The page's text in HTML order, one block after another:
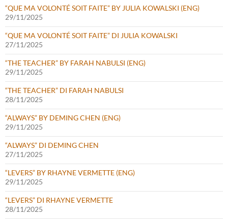
“QUE MA VOLONTÉ SOIT FAITE” BY JULIA KOWALSKI (ENG)
29/11/2025
“QUE MA VOLONTÉ SOIT FAITE” DI JULIA KOWALSKI
27/11/2025
“THE TEACHER” BY FARAH NABULSI (ENG)
29/11/2025
“THE TEACHER” DI FARAH NABULSI
28/11/2025
“ALWAYS” BY DEMING CHEN (ENG)
29/11/2025
“ALWAYS” DI DEMING CHEN
27/11/2025
“LEVERS” BY RHAYNE VERMETTE (ENG)
29/11/2025
“LEVERS” DI RHAYNE VERMETTE
28/11/2025